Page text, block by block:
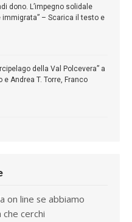
dono. L’impegno solidale
immigrata” – Scarica il testo e
della Val Polcevera” a
Andrea T. Torre, Franco
on line se abbiamo
che cerchi